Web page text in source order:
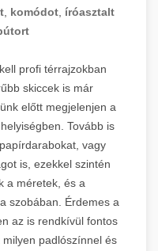
komódot íróasztalt
profi térrajzokban
skiccek is már
előtt megjelenjen a
Tovább is
vagy
is, ezekkel szintén
a méretek, és a
szobában. Érdemes a
az is rendkívül fontos
padlószínnel és